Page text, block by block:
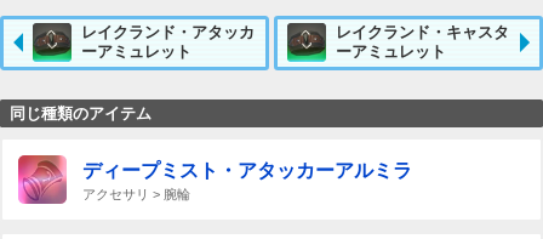
レイクランド・アタッカ
ーアミュレット
レイクランド・キャスタ
ーアミュレット
同じ種類のアイテム
ディープミスト・アタッカーアルミラ
アクセサリ > 腕輪